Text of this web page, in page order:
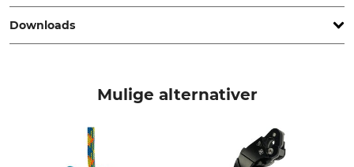
standard
EN 15151-1
Petzl
Grigri
Downloads
Mulige alternativer